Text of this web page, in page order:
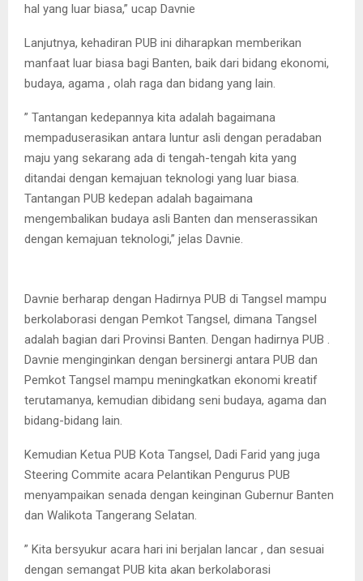
hal yang luar biasa,” ucap Davnie
Lanjutnya, kehadiran PUB ini diharapkan memberikan
manfaat luar biasa bagi Banten, baik dari bidang ekonomi,
budaya, agama , olah raga dan bidang yang lain.
” Tantangan kedepannya kita adalah bagaimana
mempaduserasikan antara luntur asli dengan peradaban
maju yang sekarang ada di tengah-tengah kita yang
ditandai dengan kemajuan teknologi yang luar biasa.
Tantangan PUB kedepan adalah bagaimana
mengembalikan budaya asli Banten dan menserassikan
dengan kemajuan teknologi,” jelas Davnie.
Davnie berharap dengan Hadirnya PUB di Tangsel mampu
berkolaborasi dengan Pemkot Tangsel, dimana Tangsel
adalah bagian dari Provinsi Banten. Dengan hadirnya PUB .
Davnie menginginkan dengan bersinergi antara PUB dan
Pemkot Tangsel mampu meningkatkan ekonomi kreatif
terutamanya, kemudian dibidang seni budaya, agama dan
bidang-bidang lain.
Kemudian Ketua PUB Kota Tangsel, Dadi Farid yang juga
Steering Commite acara Pelantikan Pengurus PUB
menyampaikan senada dengan keinginan Gubernur Banten
dan Walikota Tangerang Selatan.
” Kita bersyukur acara hari ini berjalan lancar , dan sesuai
dengan semangat PUB kita akan berkolaborasi